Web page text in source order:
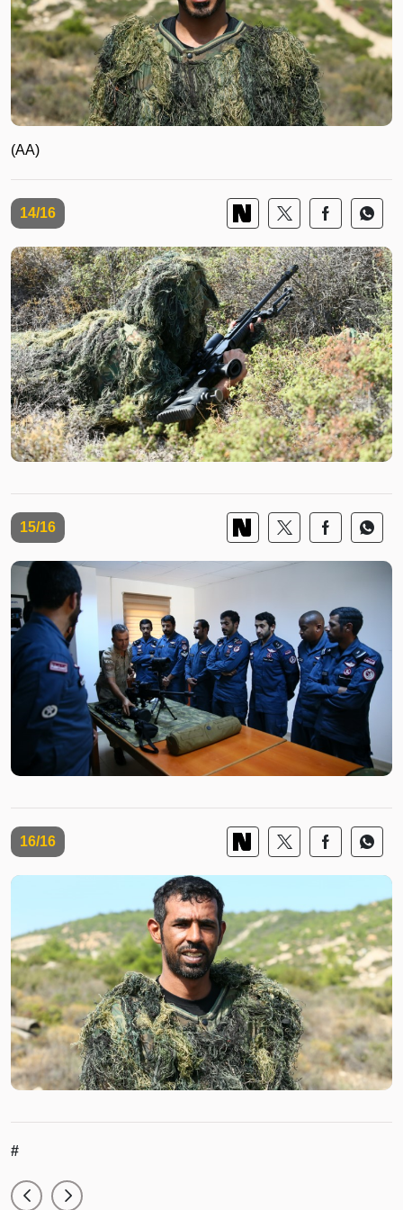
(AA)
14/16
15/16
16/16
#